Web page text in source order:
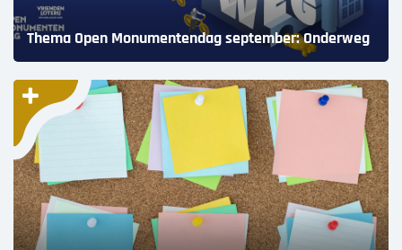
Thema Open Monumentendag september: Onderweg